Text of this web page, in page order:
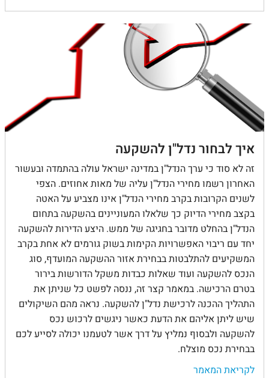
איך לבחור נדל"ן להשקעה
זה לא סוד כי ערך הנדל"ן במדינה ישראל עולה בהתמדה ובעשור
האחרון רשמו מחירי הנדל"ן עליה של מאות אחוזים. הצפי
לשנים הקרובות בקרב מחירי הנדל"ן אינו מצביע על האטה
בקצב מחירי הדיוק כך שלאלו המעוניינים בהשקעה בתחום
הנדל"ן בהחלט מדובר בחגיגה של ממש. היצע הדירות להשקעה
יחד עם ריבוי האפשרויות הקימות בשוק גורמים לא אחת בקרב
המשקיעים להתלבטות בבחירת אזור ההשקעה המועדף, סוג
הנכס להשקעה ועוד שאלות כבדות משקל הדורשות בירור
בטרם הרכישה. במאמר קצר זה, ננסה לפשט כל שניתן את
התהליך ההכנה לרכישת נדל"ן להשקעה. נראה מהם השיקולים
שיש ליתן אליהם את הדעת כאשר ניגשים לרכוש נכס
להשקעה ולבסוף נמליץ על דרך אשר לטעמנו יכולה לסייע לכם
בבחירת נכס מוצלח.
לקריאת המאמר